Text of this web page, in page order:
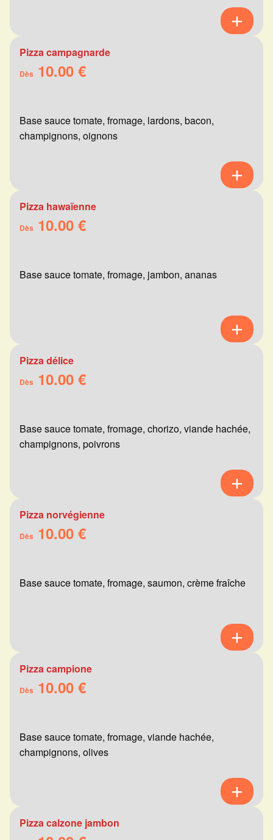
Pizza campagnarde
Dès 10.00 €
Base sauce tomate, fromage, lardons, bacon,
champignons, oignons
Pizza hawaïenne
Dès 10.00 €
Base sauce tomate, fromage, jambon, ananas
Pizza délice
Dès 10.00 €
Base sauce tomate, fromage, chorizo, viande hachée,
champignons, poivrons
Pizza norvégienne
Dès 10.00 €
Base sauce tomate, fromage, saumon, crème fraîche
Pizza campione
Dès 10.00 €
Base sauce tomate, fromage, viande hachée,
champignons, olives
Pizza calzone jambon